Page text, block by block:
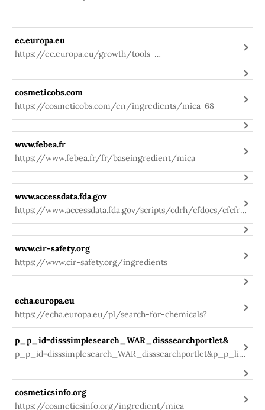
ec.europa.eu
https://ec.europa.eu/growth/tools-
databases/cosing/index.cfm?
fuseaction=search.details_v2&id=35360
cosmeticobs.com
https://cosmeticobs.com/en/ingredients/mica-68
www.febea.fr
https://www.febea.fr/fr/baseingredient/mica
www.accessdata.fda.gov
https://www.accessdata.fda.gov/scripts/cdrh/cfdocs/cfcfr/
CFRSearch.cfm?fr=73.2496&SearchTerm=mica
www.cir-safety.org
https://www.cir-safety.org/ingredients
echa.europa.eu
https://echa.europa.eu/pl/search-for-chemicals?
p_p_id=disssimplesearch_WAR_disssearchportlet&
p_p_id=disssimplesearch_WAR_disssearchportlet&p_p_life
cycle=0&_disssimplesearch_WAR_disssearchportlet_search
Occurred=true&_disssimplesearch_WAR_disssearchportlet
_sessionCriteriaId=dissSimpleSearchSessionParam10140159
cosmeticsinfo.org
https://cosmeticsinfo.org/ingredient/mica